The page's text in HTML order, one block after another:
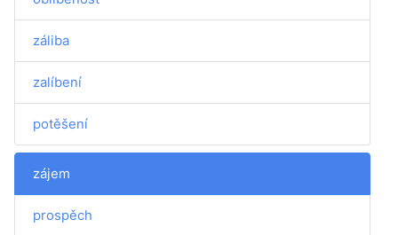
záliba
zalíbení
potěšení
zájem
prospěch